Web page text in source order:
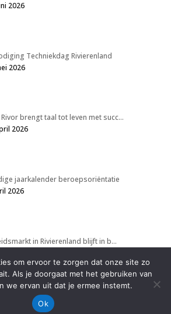
2026
Techniekdag Rivierenland
2026
Rivor brengt taal tot leven met succ…
2026
jaarkalender beroepsoriëntatie
2026
in Rivierenland blijft in b…
om ervoor te zorgen dat onze site zo
Als je doorgaat met het gebruiken van
we ervan uit dat je ermee instemt.
Ok